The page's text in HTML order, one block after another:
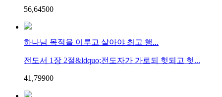
56,64500
하나님 목적을 이루고 살아야 최고 행...
전도서 1장 2절&ldquo;전도자가 가로되 헛되고 헛...
41,79900